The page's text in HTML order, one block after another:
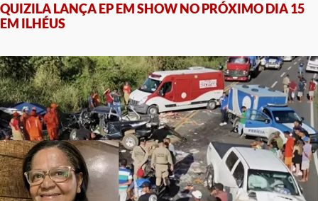
QUIZILA LANÇA EP EM SHOW NO PRÓXIMO DIA 15
EM ILHÉUS